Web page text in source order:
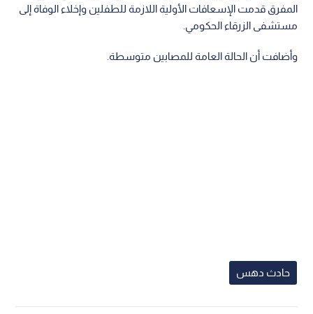
المفرق قدمت الإسعافات الأولية اللازمة للطفلين وإخلاء الوفاة إلى
مستشفى الزرقاء الحكومي.
وأضافت أن الحالة العامة للمصابين متوسطة.
حادث دهس